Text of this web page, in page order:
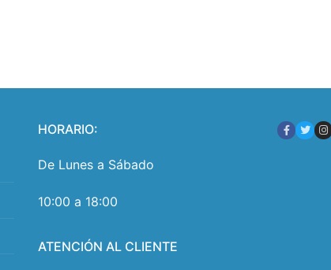
HORARIO:
De Lunes a Sábado
10:00 a 18:00
ATENCIÓN AL CLIENTE